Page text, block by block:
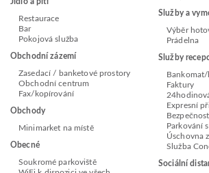
Restaurace
Bar
Pokojová služba
Obchodní zázemí
Zasedací / banketové prostory
Obchodní centrum
Fax/kopírování
Obchody
Minimarket na místě
Obecné
Soukromé parkoviště
Služby a
Výběr
Prádelna
Služby
Faktury
Expresní
Parkování
Úschovna
Služba
Sociální